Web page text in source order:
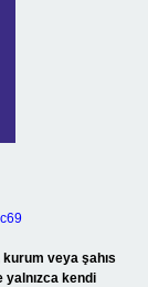
veya şahıs
yalnızca kendi